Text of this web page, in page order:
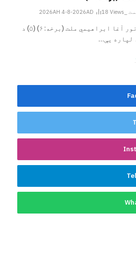
18 Views
ليکوال: میا نور آغا ابراهيمي ملت (برخه: ۶) (۵) د
لپاره یې…